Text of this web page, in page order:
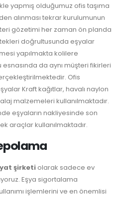
yapmış olduğumuz ofis taşıma
alınması tekrar kurulumunun
gözetimi her zaman ön planda
doğrultusunda eşyalar
yapılmakta kolilere
da aynı müşteri fikirleri
Ofis
Kraft kağıtlar, havalı naylon
malzemeleri kullanılmaktadır.
eşyaların nakliyesinde son
araçlar kullanılmaktadır.
şirketi olarak sadece ev
Eşya sigortalama
işlemlerini ve en önemlisi